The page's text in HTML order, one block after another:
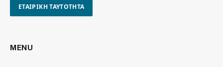
ΕΤΑΙΡΙΚΗ ΤΑΥΤΟΤΗΤΑ
MENU